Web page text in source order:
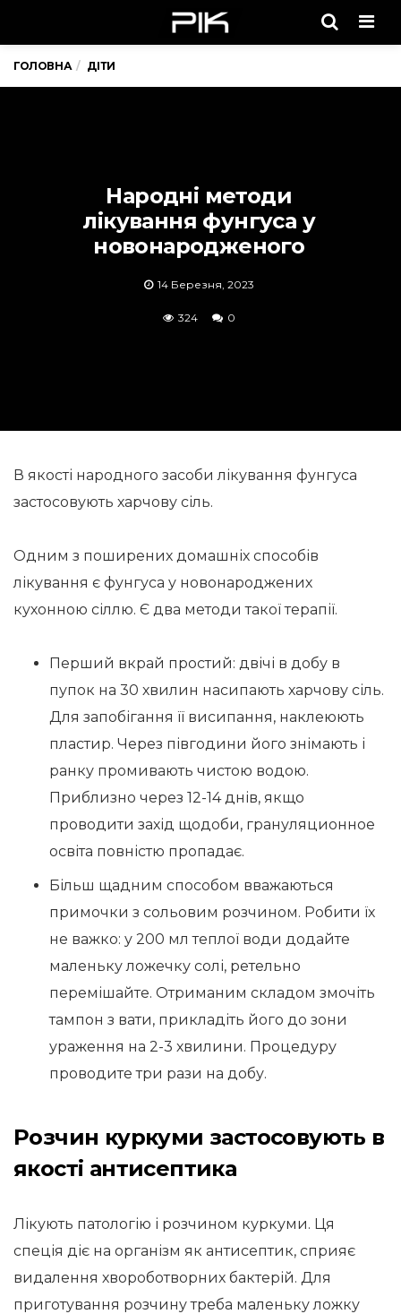
ГОЛОВНА ДІТИ
Народні методи
лікування фунгуса у
новонародженого
14 Березня, 2023
324 0
В якості народного засоби лікування фунгуса
застосовують харчову сіль.
Одним з поширених домашніх способів
лікування є фунгуса у новонароджених
кухонною сіллю. Є два методи такої терапії.
Перший вкрай простий: двічі в добу в
пупок на 30 хвилин насипають харчову сіль.
Для запобігання її висипання, наклеюють
пластир. Через півгодини його знімають і
ранку промивають чистою водою.
Приблизно через 12-14 днів, якщо
проводити захід щодоби, грануляционное
освіта повністю пропадає.
Більш щадним способом вважаються
примочки з сольовим розчином. Робити їх
не важко: у 200 мл теплої води додайте
маленьку ложечку солі, ретельно
перемішайте. Отриманим складом змочіть
тампон з вати, прикладіть його до зони
ураження на 2-3 хвилини. Процедуру
проводите три рази на добу.
Розчин куркуми застосовують в
якості антисептика
Лікують патологію і розчином куркуми. Ця
спеція діє на організм як антисептик, сприяє
видалення хвороботворних бактерій. Для
приготування розчину треба маленьку ложку